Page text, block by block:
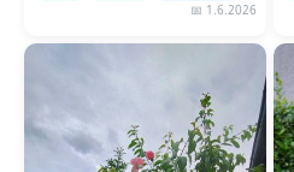
📅 1.6.2026